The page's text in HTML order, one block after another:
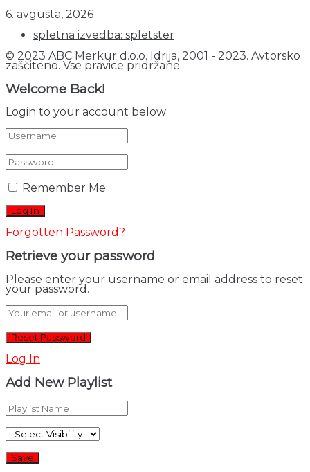
6. avgusta, 2026
spletna izvedba: spletster
© 2023 ABC Merkur d.o.o. Idrija, 2001 - 2023. Avtorsko
zaščiteno. Vse pravice pridržane.
Welcome Back!
Login to your account below
Remember Me
Forgotten Password?
Retrieve your password
Please enter your username or email address to reset
your password.
Log In
Add New Playlist